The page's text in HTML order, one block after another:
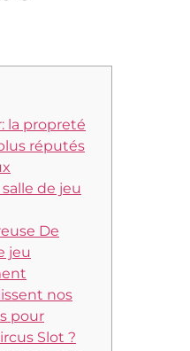
la propreté
réputés
de jeu
De
jeu
nos
pour
Slot ?